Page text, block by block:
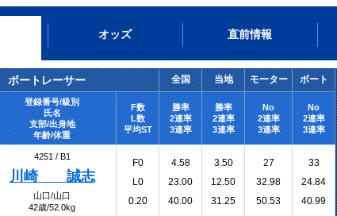
オッズ 直前情報
ボートレーサー 全国 当地 モーター ボート
登録番号/級別
氏名
支部/出身地
年齢/体重
F数
L数
平均ST
勝率
2連率
3連率
勝率
2連率
3連率
No
2連率
3連率
No
2連率
3連率
4251 / B1
川崎 誠志
山口/山口
42歳/52.0kg
F0
L0
0.20
4.58
23.00
40.00
3.50
12.50
31.25
27
32.98
50.53
33
24.84
40.99